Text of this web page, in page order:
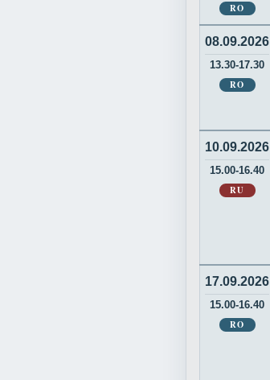
RO
08.09.2026
13.30-17.30
RO
10.09.2026
15.00-16.40
RU
17.09.2026
15.00-16.40
RO